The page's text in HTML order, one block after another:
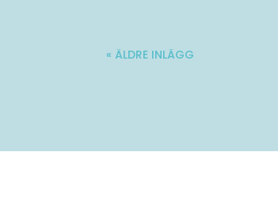
« ÄLDRE INLÄGG